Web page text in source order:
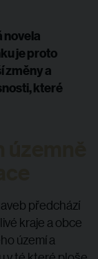
novela
je proto
změny a
které
předchází
kraje a obce
území a